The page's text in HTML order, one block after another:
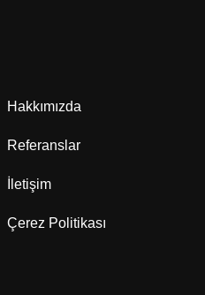
Hakkımızda
Referanslar
İletişim
Çerez Politikası